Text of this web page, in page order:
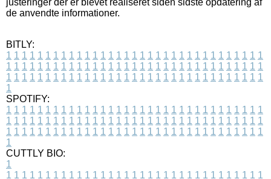
de anvendte informationer.
BITLY:
1 1 1 1 1 1 1 1 1 1 1 1 1 1 1 1 1 1 1 1 1 1 1 1 1 1 1 1 1 1 1 1 1
1 1 1 1 1 1 1 1 1 1 1 1 1 1 1 1 1 1 1 1 1 1 1 1 1 1 1 1 1 1 1 1 1
1 1 1 1 1 1 1 1 1 1 1 1 1 1 1 1 1 1 1 1 1 1 1 1 1 1 1 1 1 1 1 1 1
1
SPOTIFY:
1 1 1 1 1 1 1 1 1 1 1 1 1 1 1 1 1 1 1 1 1 1 1 1 1 1 1 1 1 1 1 1 1
1 1 1 1 1 1 1 1 1 1 1 1 1 1 1 1 1 1 1 1 1 1 1 1 1 1 1 1 1 1 1 1 1
1 1 1 1 1 1 1 1 1 1 1 1 1 1 1 1 1 1 1 1 1 1 1 1 1 1 1 1 1 1 1 1 1
1
CUTTLY BIO:
1
1 1 1 1 1 1 1 1 1 1 1 1 1 1 1 1 1 1 1 1 1 1 1 1 1 1 1 1 1 1 1 1 1